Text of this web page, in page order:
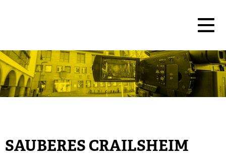
SAUBERES CRAILSHEIM